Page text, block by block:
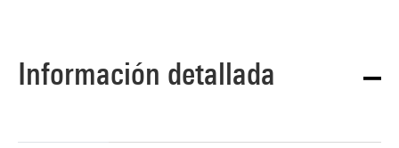
Información detallada